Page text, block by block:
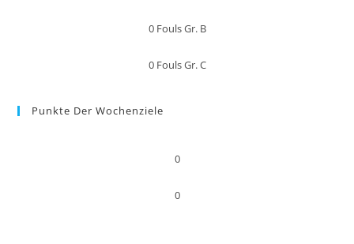
0 Fouls Gr. B
0 Fouls Gr. C
Punkte Der Wochenziele
0
0